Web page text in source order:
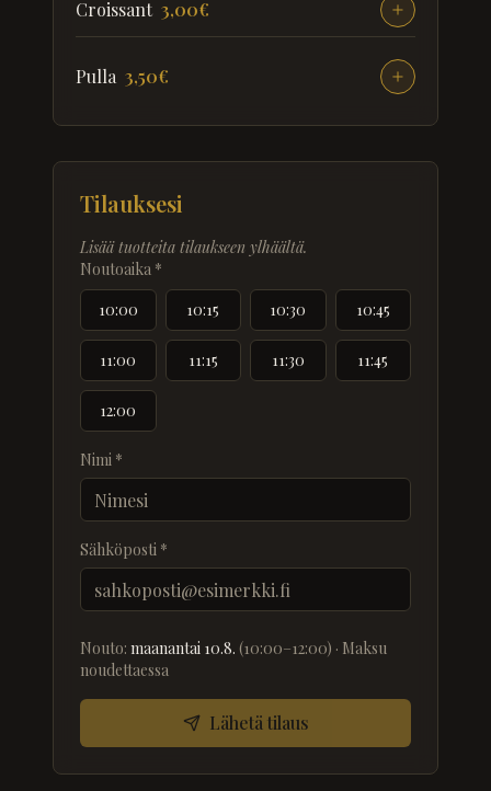
Croissant 3,00€
Pulla 3,50€
Tilauksesi
Lisää tuotteita tilaukseen ylhäältä.
Noutoaika *
10:00
10:15 10:30 10:45
11:00 11:15 11:30 11:45
12:00
Nimi *
Sähköposti *
Nouto: maanantai 10.8. (10:00–12:00) · Maksu
noudettaessa
Lähetä tilaus